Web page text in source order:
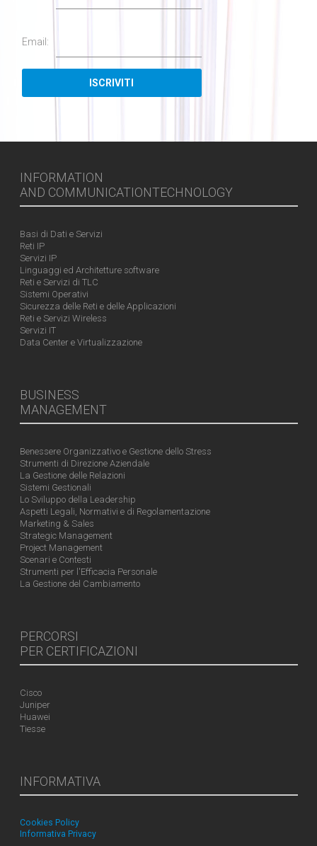
Email:
INFORMATION
AND COMMUNICATIONTECHNOLOGY
Basi di Dati e Servizi
Reti IP
Servizi IP
Linguaggi ed Architetture software
Reti e Servizi di TLC
Sistemi Operativi
Sicurezza delle Reti e delle Applicazioni
Reti e Servizi Wireless
Servizi IT
Data Center e Virtualizzazione
BUSINESS
MANAGEMENT
Benessere Organizzativo e Gestione dello Stress
Strumenti di Direzione Aziendale
La Gestione delle Relazioni
Sistemi Gestionali
Lo Sviluppo della Leadership
Aspetti Legali, Normativi e di Regolamentazione
Marketing & Sales
Strategic Management
Project Management
Scenari e Contesti
Strumenti per l'Efficacia Personale
La Gestione del Cambiamento
PERCORSI
PER CERTIFICAZIONI
Cisco
Juniper
Huawei
Tiesse
INFORMATIVA
Cookies Policy
Informativa Privacy